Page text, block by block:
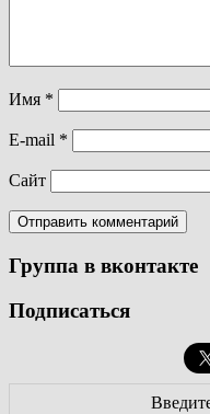
Имя *
E-mail *
Сайт
Группа в вконтакте
Подписаться